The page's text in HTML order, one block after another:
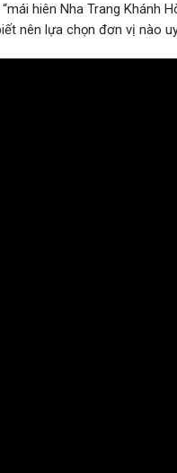
hiên Nha Trang Khánh
nên lựa chọn đơn vị nào